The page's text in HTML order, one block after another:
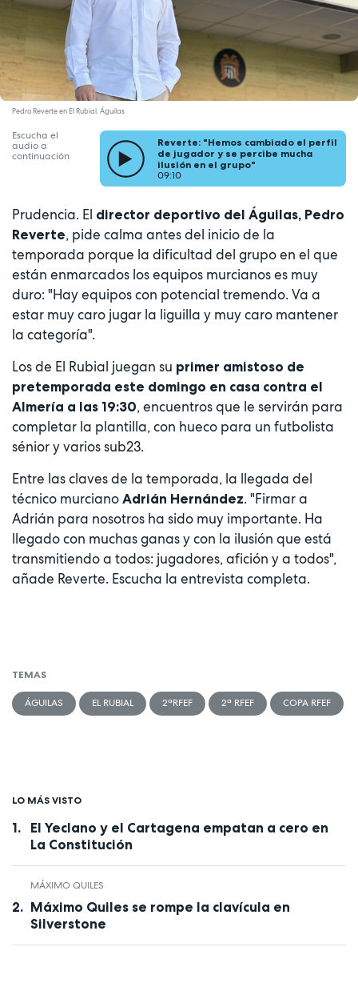
Pedro Reverte en El Rubial. Águilas
Escucha el
audio a
continuación
Reverte: "Hemos cambiado el perfil
de jugador y se percibe mucha
ilusión en el grupo"
09:10
Prudencia. El director deportivo del Águilas, Pedro
Reverte, pide calma antes del inicio de la
temporada porque la dificultad del grupo en el que
están enmarcados los equipos murcianos es muy
duro: "Hay equipos con potencial tremendo. Va a
estar muy caro jugar la liguilla y muy caro mantener
la categoría".
Los de El Rubial juegan su primer amistoso de
pretemporada este domingo en casa contra el
Almería a las 19:30, encuentros que le servirán para
completar la plantilla, con hueco para un futbolista
sénior y varios sub23.
Entre las claves de la temporada, la llegada del
técnico murciano Adrián Hernández. "Firmar a
Adrián para nosotros ha sido muy importante. Ha
llegado con muchas ganas y con la ilusión que está
transmitiendo a todos: jugadores, afición y a todos",
añade Reverte. Escucha la entrevista completa.
TEMAS
ÁGUILAS EL RUBIAL 2ªRFEF 2ª RFEF COPA RFEF
LO MÁS VISTO
El Yeclano y el Cartagena empatan a cero en
La Constitución
MÁXIMO QUILES
Máximo Quiles se rompe la clavícula en
Silverstone